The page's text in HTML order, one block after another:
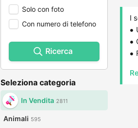
Solo con foto
Con numero di telefono
Ricerca
Seleziona categoria
In Vendita 2811
Animali 595
I